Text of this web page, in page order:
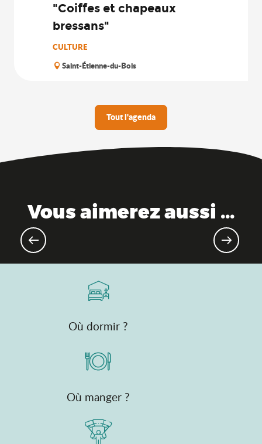
"Coiffes et chapeaux
bressans"
CULTURE
Saint-Étienne-du-Bois
Tout l'agenda
Vous aimerez aussi ...
Evénements gourmands & marchés
Où dormir ?
Où manger ?